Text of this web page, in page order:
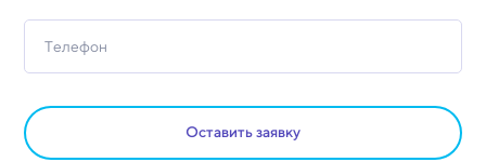
Оставить заявку